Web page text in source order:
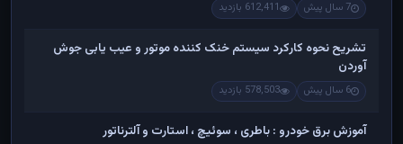
7 سال پیش 612,411 بازدید
تشریح نحوه کارکرد سیستم خنک کننده موتور و عیب یابی جوش
آوردن
6 سال پیش 578,503 بازدید
آموزش برق خودرو : باطری ، سوئیچ ، استارت و آلترناتور